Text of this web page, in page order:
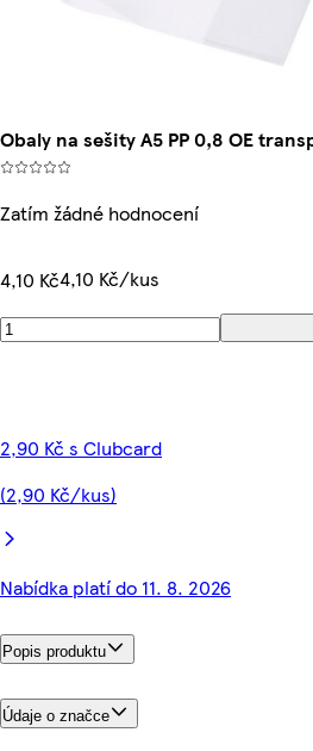
Obaly na sešity A5 PP 0,8 OE
Zatím žádné hodnocení
4,10 Kč4,10 Kč/kus
2,90 Kč s Clubcard
(2,90 Kč/kus)
Nabídka platí do 11. 8. 2026
Popis produktu
Údaje o značce